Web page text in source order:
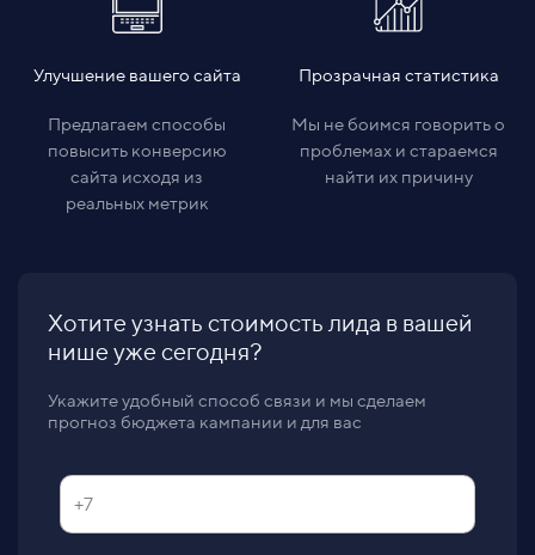
Улучшение вашего сайта
Предлагаем способы
повысить конверсию
сайта исходя из
реальных метрик
Прозрачная статистика
Мы не боимся говорить о
проблемах и стараемся
найти их причину
Хотите узнать стоимость лида в вашей
нише уже сегодня?
Укажите удобный способ связи и мы сделаем
прогноз бюджета кампании и для вас